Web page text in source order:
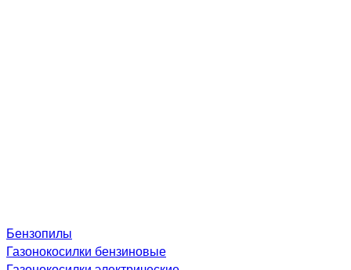
Бензопилы
Газонокосилки бензиновые